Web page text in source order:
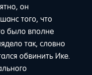
он
того, что
было вполне
так, словно
обвинить Ике.